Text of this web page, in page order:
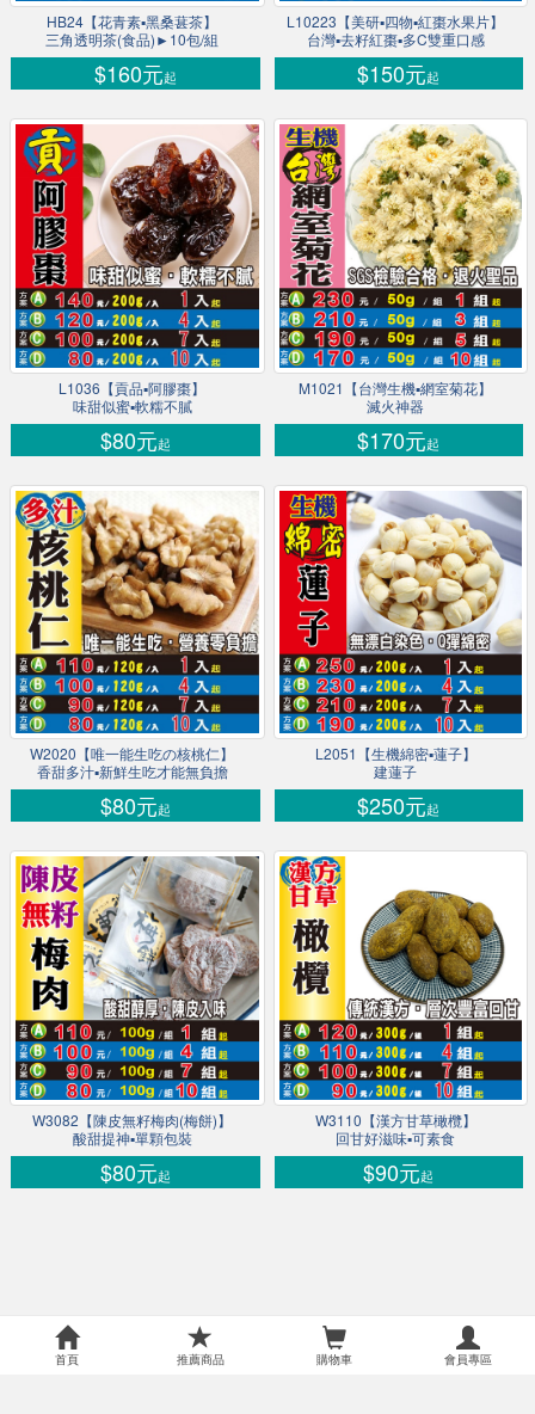
HB24【花青素▪黑桑葚茶】
三角透明茶(食品)►10包/組
$160元起
L10223【美研▪四物▪紅棗水果片】
台灣▪去籽紅棗▪多C雙重口感
$150元起
L1036【貢品▪阿膠棗】
味甜似蜜▪軟糯不膩
$80元起
M1021【台灣生機▪網室菊花】
滅火神器
$170元起
W2020【唯一能生吃の核桃仁】
香甜多汁▪新鮮生吃才能無負擔
$80元起
L2051【生機綿密▪蓮子】
建蓮子
$250元起
W3082【陳皮無籽梅肉(梅餅)】
酸甜提神▪單顆包裝
$80元起
W3110【漢方甘草橄欖】
回甘好滋味▪可素食
$90元起
首頁 推薦商品 購物車 會員專區